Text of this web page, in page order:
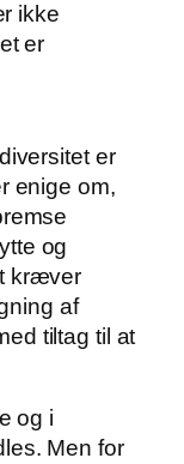
ikke
er
er
enige om,
og
kræver
af
tiltag til at
og i
Men for